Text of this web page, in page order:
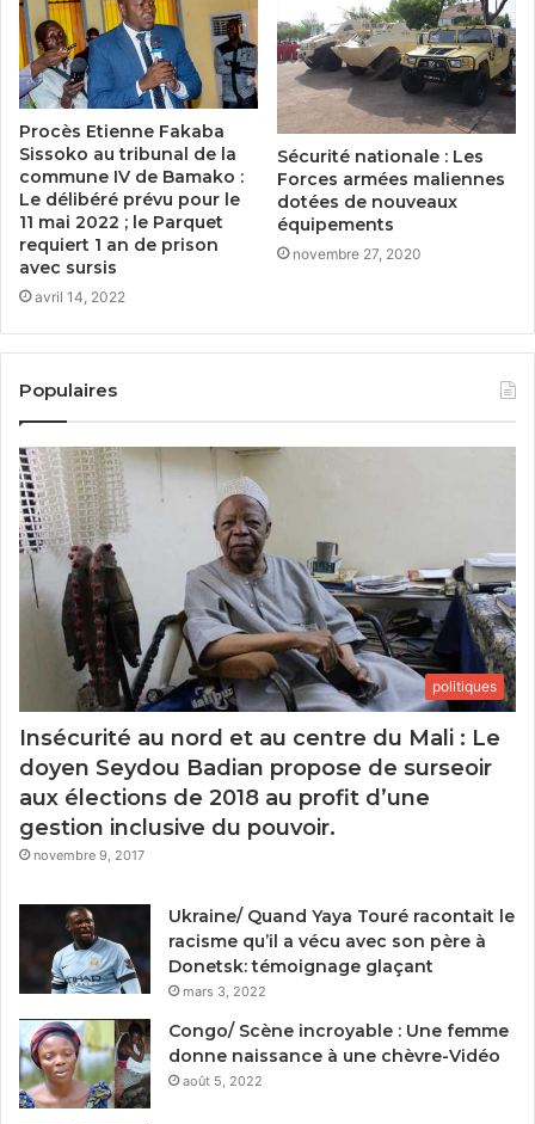
Procès Etienne Fakaba
Sissoko au tribunal de la
commune IV de Bamako :
Le délibéré prévu pour le
11 mai 2022 ; le Parquet
requiert 1 an de prison
avec sursis
avril 14, 2022
Sécurité nationale : Les
Forces armées maliennes
dotées de nouveaux
équipements
novembre 27, 2020
Populaires
politiques
Insécurité au nord et au centre du Mali : Le
doyen Seydou Badian propose de surseoir
aux élections de 2018 au profit d’une
gestion inclusive du pouvoir.
novembre 9, 2017
Ukraine/ Quand Yaya Touré racontait le
racisme qu’il a vécu avec son père à
Donetsk: témoignage glaçant
mars 3, 2022
Congo/ Scène incroyable : Une femme
donne naissance à une chèvre-Vidéo
août 5, 2022